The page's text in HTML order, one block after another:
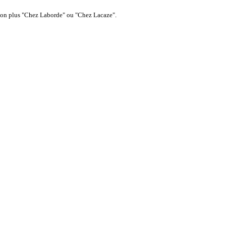
plus "Chez Laborde" ou "Chez Lacaze".